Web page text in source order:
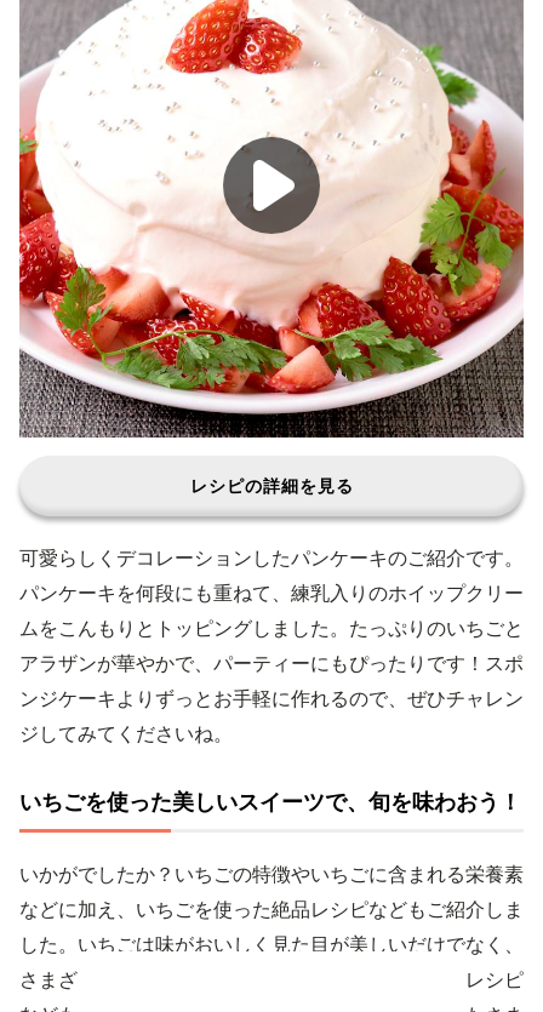
レシピの詳細を見る
可愛らしくデコレーションしたパンケーキのご紹介です。
パンケーキを何段にも重ねて、練乳入りのホイップクリー
ムをこんもりとトッピングしました。たっぷりのいちごと
アラザンが華やかで、パーティーにもぴったりです！スポ
ンジケーキよりずっとお手軽に作れるので、ぜひチャレン
ジしてみてくださいね。
いちごを使った美しいスイーツで、旬を味わおう！
いかがでしたか？いちごの特徴やいちごに含まれる栄養素
などに加え、いちごを使った絶品レシピなどもご紹介しま
した。いちごは味がおいしく見た目が美しいだけでなく、
さまざまな栄養が含まれています。今回ご紹介したレシピ